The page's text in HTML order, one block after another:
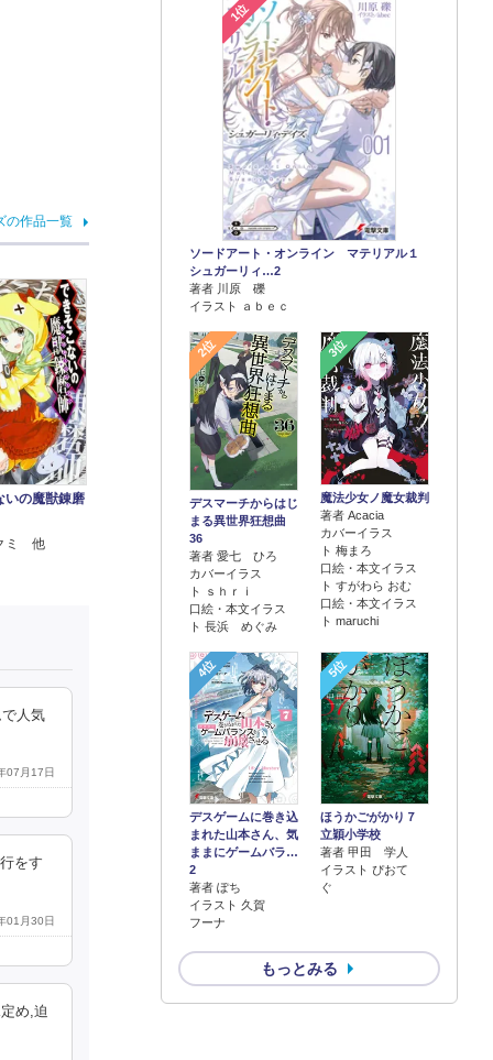
の作品一覧
いの魔獣錬磨
ミ 他
人気
07月17日
をす
01月30日
め,迫
1位
ソードアート・オンライン マテリアル１
シュガーリィ…2
著者 川原 礫
イラスト ａｂｅｃ
2位
デスマーチからはじ
まる異世界狂想曲
36
著者 愛七 ひろ
カバーイラス
ト ｓｈｒｉ
口絵・本文イラス
ト 長浜 めぐみ
3位
魔法少女ノ魔女裁判
著者 Acacia
カバーイラス
ト 梅まろ
口絵・本文イラス
ト すがわら おむ
口絵・本文イラス
ト maruchi
4位
デスゲームに巻き込
まれた山本さん、気
ままにゲームバラ…
2
著者 ぽち
イラスト 久賀
フーナ
5位
ほうかごがかり７
立穎小学校
著者 甲田 学人
イラスト ぴおて
ぐ
もっとみる